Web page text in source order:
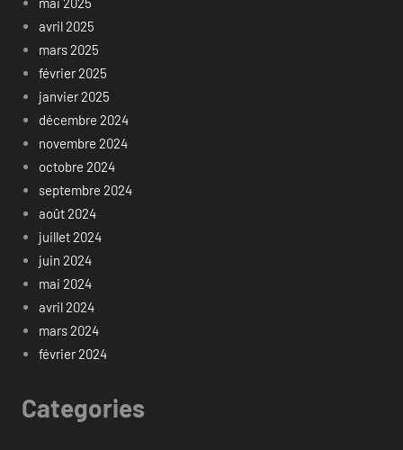
avril 2025
mars 2025
février 2025
janvier 2025
décembre 2024
novembre 2024
octobre 2024
septembre 2024
août 2024
juillet 2024
juin 2024
mai 2024
avril 2024
mars 2024
février 2024
Categories